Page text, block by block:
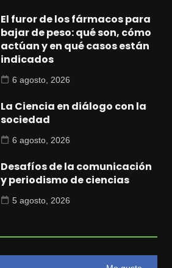
El furor de los fármacos para
bajar de peso: qué son, cómo
actúan y en qué casos están
indicados
6 agosto, 2026
La Ciencia en diálogo con la
sociedad
6 agosto, 2026
Desafíos de la comunicación
y periodismo de ciencias
5 agosto, 2026